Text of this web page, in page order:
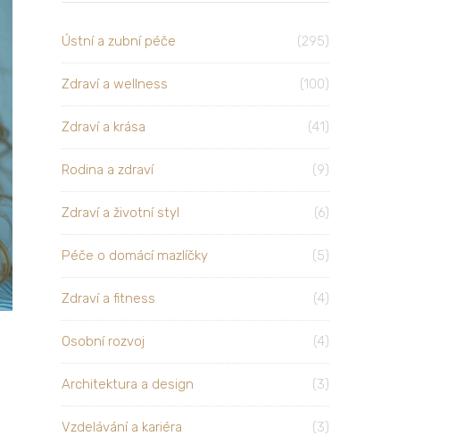
Ústní a zubní péče (295)
Zdraví a wellness (100)
Zdraví a krása (41)
Rodina a zdraví (9)
Zdraví a životní styl (6)
Péče o domácí mazlíčky (5)
Zdraví a fitness (4)
Osobní rozvoj (4)
Architektura a design (3)
Vzdelávání a kariéra (3)